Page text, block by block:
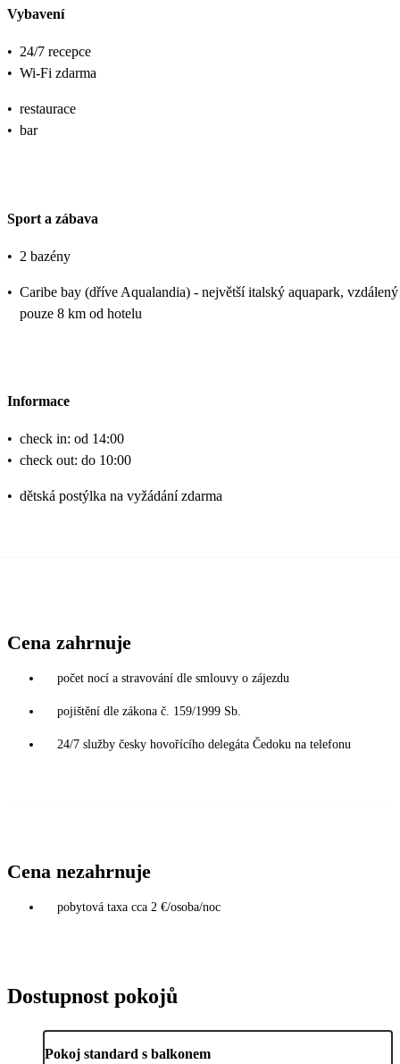
Vybavení
• 24/7 recepce
• Wi-Fi zdarma
• restaurace
• bar
Sport a zábava
• 2 bazény
• Caribe bay (dříve Aqualandia) - největší italský aquapark, vzdálený
pouze 8 km od hotelu
Informace
• check in: od 14:00
• check out: do 10:00
• dětská postýlka na vyžádání zdarma
Cena zahrnuje
počet nocí a stravování dle smlouvy o zájezdu
pojištění dle zákona č. 159/1999 Sb.
24/7 služby česky hovořícího delegáta Čedoku na telefonu
Cena nezahrnuje
pobytová taxa cca 2 €/osoba/noc
Dostupnost pokojů
Pokoj standard s balkonem